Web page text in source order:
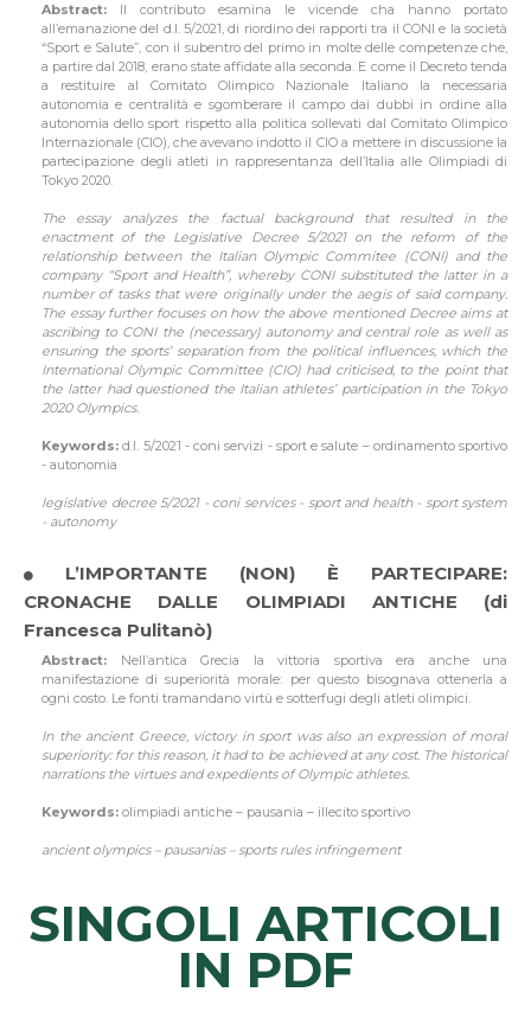
Abstract: Il contributo esamina le vicende cha hanno portato
all’emanazione del d.l. 5/2021, di riordino dei rapporti tra il CONI e la società
“Sport e Salute”, con il subentro del primo in molte delle competenze che,
a partire dal 2018, erano state affidate alla seconda. E come il Decreto tenda
a restituire al Comitato Olimpico Nazionale Italiano la necessaria
autonomia e centralità e sgomberare il campo dai dubbi in ordine alla
autonomia dello sport rispetto alla politica sollevati dal Comitato Olimpico
Internazionale (CIO), che avevano indotto il CIO a mettere in discussione la
partecipazione degli atleti in rappresentanza dell’Italia alle Olimpiadi di
Tokyo 2020.
The essay analyzes the factual background that resulted in the
enactment of the Legislative Decree 5/2021 on the reform of the
relationship between the Italian Olympic Commitee (CONI) and the
company “Sport and Health”, whereby CONI substituted the latter in a
number of tasks that were originally under the aegis of said company.
The essay further focuses on how the above mentioned Decree aims at
ascribing to CONI the (necessary) autonomy and central role as well as
ensuring the sports’ separation from the political influences, which the
International Olympic Committee (CIO) had criticised, to the point that
the latter had questioned the Italian athletes’ participation in the Tokyo
2020 Olympics.
Keywords: d.l. 5/2021 - coni servizi - sport e salute – ordinamento sportivo
- autonomia
legislative decree 5/2021 - coni services - sport and health - sport system
- autonomy
L’IMPORTANTE (NON) È PARTECIPARE:
CRONACHE DALLE OLIMPIADI ANTICHE (di
Francesca Pulitanò)
Abstract: Nell’antica Grecia la vittoria sportiva era anche una
manifestazione di superiorità morale: per questo bisognava ottenerla a
ogni costo. Le fonti tramandano virtù e sotterfugi degli atleti olimpici.
In the ancient Greece, victory in sport was also an expression of moral
superiority: for this reason, it had to be achieved at any cost. The historical
narrations the virtues and expedients of Olympic athletes.
Keywords: olimpiadi antiche – pausania – illecito sportivo
ancient olympics – pausanias – sports rules infringement
SINGOLI ARTICOLI
IN PDF